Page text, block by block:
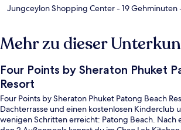
Jungceylon Shopping Center- 19 Gehminuten
Mehr zu dieser
Four Points by Sheraton Phuket
Resort
Four Points by Sheraton Phuket Patong Beach
Dachterrasse und einen kostenlosen Kinderclub
wenigen Schritten erreicht: Patong Beach. Nach